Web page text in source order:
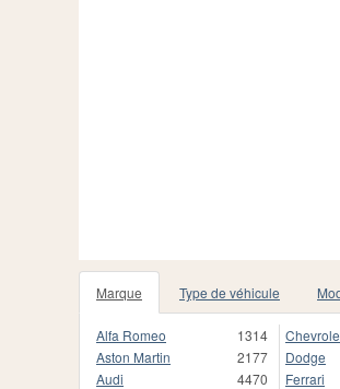
Marque Type de véhicule
Alfa Romeo
1314
Aston Martin
2177
Audi
4470
Dodge
Ferrari